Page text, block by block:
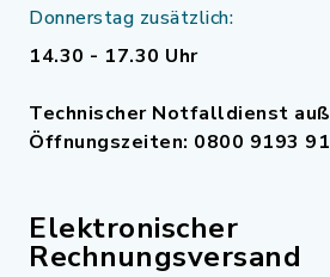
Donnerstag zusätzlich:
14.30 - 17.30 Uhr
Technischer Notfalldienst
Öffnungszeiten: 0800 9193
Elektronischer
Rechnungsversand